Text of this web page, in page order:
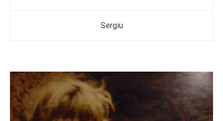
Sergiu